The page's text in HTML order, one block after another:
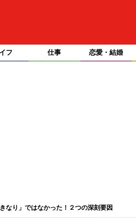
フ 仕事 恋愛・結婚
なり」ではなかった！２つの深刻要因